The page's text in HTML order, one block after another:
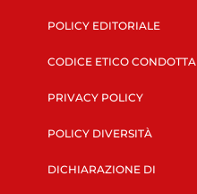
POLICY EDITORIALE
CODICE ETICO CONDOTTA
PRIVACY POLICY
POLICY DIVERSITÀ
DICHIARAZIONE DI